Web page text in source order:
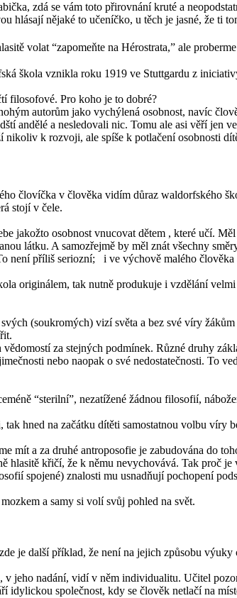
zdá se vám toto přirovnání kruté a
hlásají nějaké to učeníčko, u těch je jasné, že ti
volat “zapomeňte na Hérostrata,” ale
škola vznikla roku 1919 ve Stuttgardu z
filosofové. Pro koho je to dobré?
autorům jako vychýlená osobnost, navíc
andělé a nesledovali nic. Tomu ale asi věří jen
k rozvoji, ale spíše k potlačení osobnosti
človíčka v člověka vidím důraz waldorfského
stojí v čele.
jakožto osobnost vnucovat dětem , které učí.
látku. A samozřejmě by měl znát všechny
není příliš seriozní; i ve výchově malého
originálem, tak nutně produkuje i vzdělání
(soukromých) vizí světa a bez své víry
za stejných podmínek. Různé druhy
nebo naopak o své nedostatečnosti. To
“sterilní”, nezatížené žádnou filosofií,
hned na začátku dítěti samostatnou volbu
mít a za druhé antroposofie je zabudována do
hlasitě křičí, že k němu nevychovává. Tak proč
spojené) znalosti mu usnadňují pochopení
a samy si volí svůj pohled na svět.
je další příklad, že není na jejich způsobu výuky
jeho nadání, vidí v něm individualitu. Učitel
idylickou společnost, kdy se člověk netlačí na